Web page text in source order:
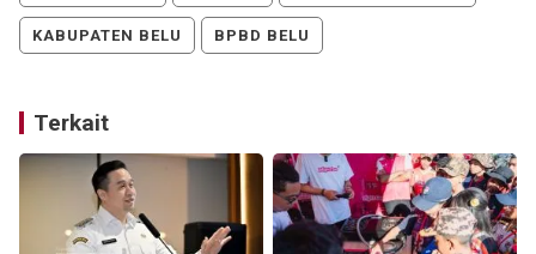
KABUPATEN BELU BPBD BELU
Terkait